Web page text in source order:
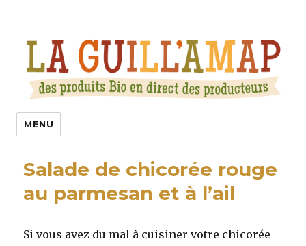
La Guill’Amap
MENU
Salade de chicorée rouge
au parmesan et à l’ail
Si vous avez du mal à cuisiner votre chicorée